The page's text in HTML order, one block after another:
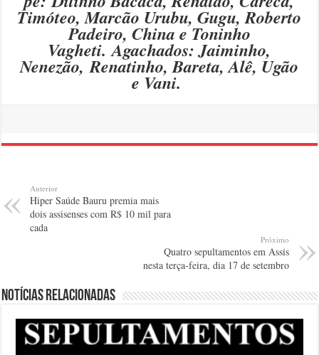
Timóteo, Marcão Urubu, Gugu, Roberto
Padeiro, China e Toninho
Vagheti. Agachados: Jaiminho,
Nenezão, Renatinho, Bareta, Alê, Ugão
e Vani.
Anterior
Hiper Saúde Bauru premia mais
dois assisenses com R$ 10 mil para
cada
Próximo
Quatro sepultamentos em Assis
nesta terça-feira, dia 17 de setembro
Notícias relacionadas